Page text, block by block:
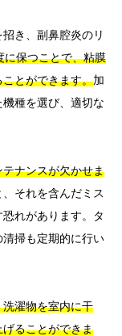
き、副鼻腔炎のリ
に保つことで、粘膜
とができます。加
種を選び、適切な
ナンスが欠かせま
それを含んだミス
れがあります。タ
掃も定期的に行い
濯物を室内に干
ることができま